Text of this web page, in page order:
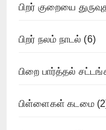
பிறர் குறையை
பிறர் நலம் நாடல் (6)
பிறை பார்த்தல்
பிள்ளைகள் கடமை